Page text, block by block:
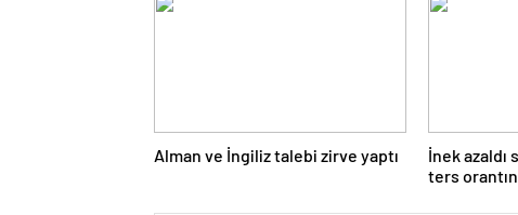
Alman ve İngiliz talebi zirve yaptı
İnek azaldı
ters